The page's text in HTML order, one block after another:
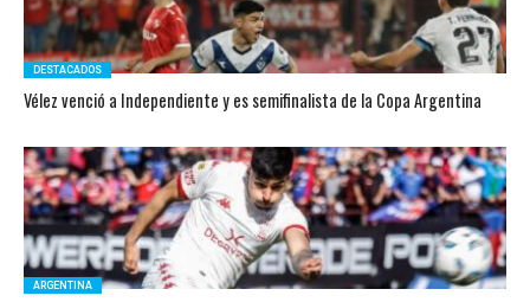
DESTACADOS
Vélez venció a Independiente y es semifinalista de la Copa Argentina
ARGENTINA